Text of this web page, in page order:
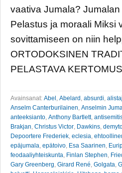
vaativa Jumala?
Pelastus ja moraali Miksi
sovittamiseen on niin
ORTODOKSINEN
PELASTAVA
Avainsanat: Abel , Abelard , absurdi,
Anselm Canterburilainen, Anselmin
anteeksianto, Anthony Bartlett,
Brakjan, Christus Victor, Dawkins,
Depoortere Frederiek, eclesia,
epäjumala, epätoivo, Esa Saarinen,
feodaaliyhteiskunta, Finlan Stephen,
Gary Greenberg, Girard René, Golgata,